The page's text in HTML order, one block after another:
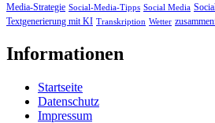
Media-Strategie Social-Media-Tipps Social Media
Textgenerierung mit KI Transkription Wetter
Informationen
Startseite
Datenschutz
Impressum